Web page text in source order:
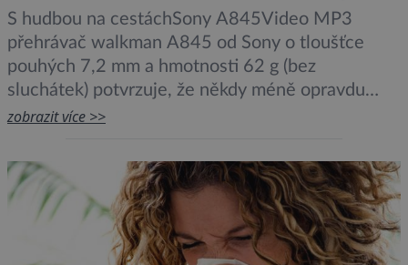
S hudbou na cestáchSony A845Video MP3
přehrávač walkman A845 od Sony o tloušťce
pouhých 7,2 mm a hmotnosti 62 g (bez
sluchátek) potvrzuje, že někdy méně opravdu
bývá více. Skladný přehrávač se snadno vejde do
přehrávače dominuje velký a jasný OLED displej
s úhlopříčkou 7,1 cm. Nový […]
zobrazit více >>